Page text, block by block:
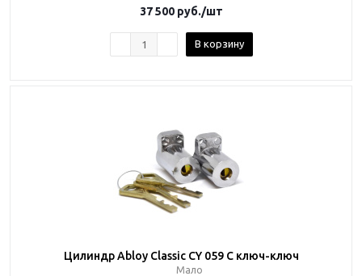
37 500 руб./шт
В корзину
Цилиндр Abloy Classic CY 059 C ключ-ключ
Мало